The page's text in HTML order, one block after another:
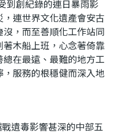
到創紀錄的連日暴雨影
連世界文化遺產會安古
，而至善順化工作站同
木船上班，心念著倚靠
在最遠、最難的地方工
服務的根穩健而深入地
遺毒影響甚深的中部五